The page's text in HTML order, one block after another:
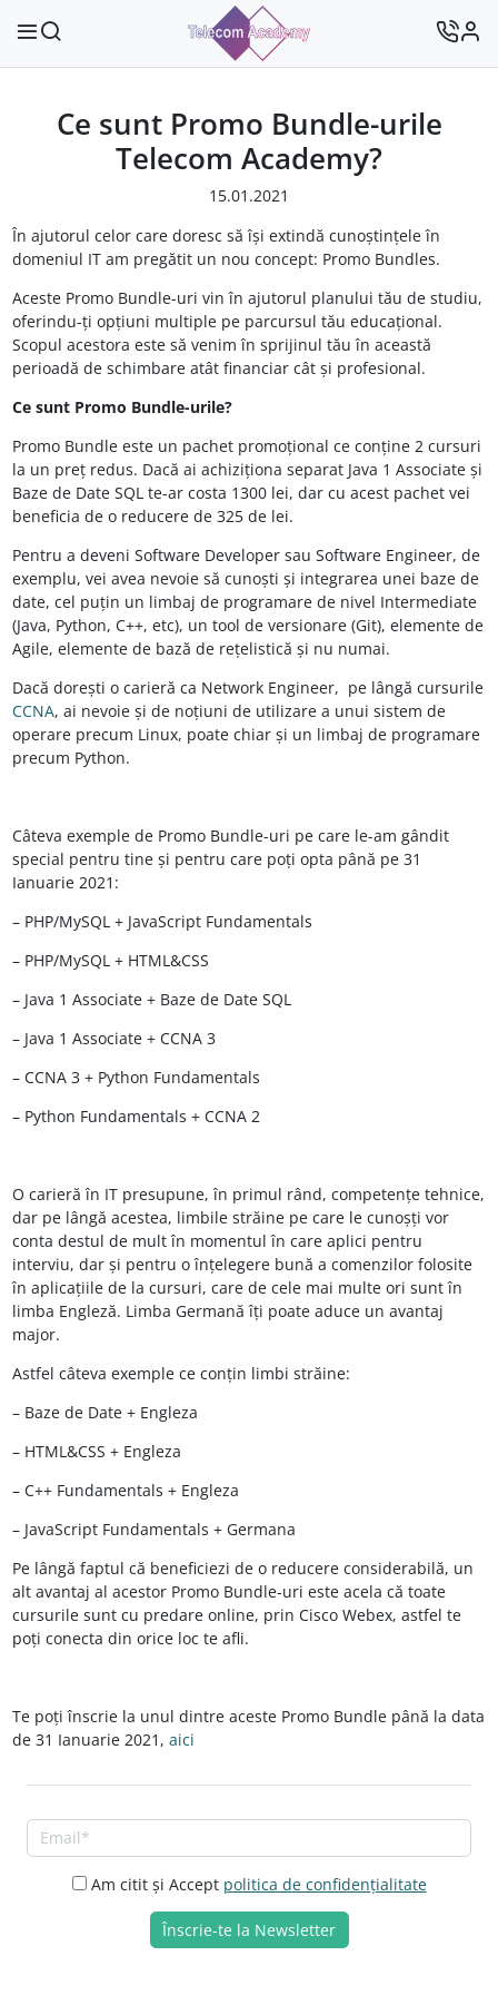
Ce sunt Promo Bundle-urile
Telecom Academy?
15.01.2021
În ajutorul celor care doresc să își extindă cunoștințele în
domeniul ITam pregătitun nou concept: Promo Bundles.
Aceste Promo Bundle-uri vin în ajutorul planului tău de studiu,
oferindu-ți opțiuni multiple pe parcursul tău educațional.
Scopul acestora este să venimîn sprijinul tău în această
perioadă de schimbare atâtfinanciar cât și profesional.
Ce suntPromo Bundle-urile?
Promo Bundle este un pachet promoțional ce conține2 cursuri
la un prețredus. Dacă ai achiziționa separat Java 1 Associate și
Bazede Date SQL te-ar costa 1300 lei, dar cu acest pachet vei
beneficia de o reducere de 325 de lei.
Pentru a deveni Software Developer sau Software Engineer, de
exemplu, vei avea nevoie să cunoști și integrarea unei bazede
date, cel puțin un limbaj de programare de nivel Intermediate
(Java, Python, C++, etc), un tool de versionare (Git), elemente de
Agile, elemente de bază de rețelistică și nu numai.
Dacă dorești o carieră ca Network Engineer, pe lângă cursurile
CCNA, ai nevoie și de noțiuni de utilizare a unui sistem de
operare precum Linux, poate chiar și un limbaj de programare
precum Python.
Câteva exemple de Promo Bundle-uri pe care le-am gândit
special pentru tine și pentru care poți opta până pe 31
Ianuarie 2021:
– PHP/MySQL + JavaScript Fundamentals
– PHP/MySQL + HTML&CSS
– Java 1 Associate + Bazede Date SQL
– Java 1 Associate + CCNA 3
– CCNA 3 + Python Fundamentals
– Python Fundamentals + CCNA 2
O carieră în ITpresupune, în primul rând, competențe tehnice,
dar pe lângă acestea, limbile străine pe care le cunoșți vor
conta destul de multîn momentulîn care aplici pentru
interviu, dar și pentru o înțelegere bună a comenzilor folosite
în aplicațiile de la cursuri, care de cele mai multe ori sunt în
limba Engleză. Limba Germană îți poate aduce un avantaj
major.
Astfel câteva exemple ce conțin limbi străine:
– Bazede Date + Engleza
– HTML&CSS + Engleza
– C++ Fundamentals + Engleza
– JavaScript Fundamentals + Germana
Pe lângă faptul că beneficiezi de o reducere considerabilă, un
alt avantaj al acestor Promo Bundle-uri este acela că toate
cursurile suntcu predare online, prin Cisco Webex, astfel te
poți conecta din orice loc te afli.
Te poți înscrie la unul dintre aceste Promo Bundle până la data
de 31 Ianuarie 2021, aici
Am citit și Accept politica de confidențialitate